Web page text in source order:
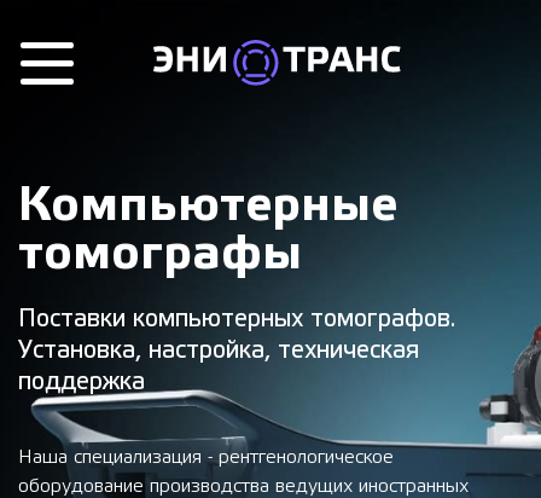
Компьютерные
томографы
Поставки компьютерных томографов.
Установка, настройка, техническая
поддержка
Наша специализация - рентгенологическое
оборудование производства ведущих иностранных